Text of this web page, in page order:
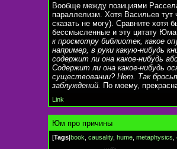
Вообще между позициями
параллелизм. Хотя Васильев
сказать не могу). Сравните хотя
бессмысленные и эту цитату
к просмотру библиотек, какое
например, в руки какую-нибудь
содержит ли она какое-нибудь
Содержит ли она какое-нибудь
существовании? Нет. Так
заблуждений. По моему,
Link
Юм про причины
[Tags|book causality, hume metaphysics